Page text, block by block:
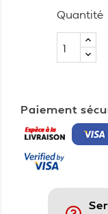
Quantité
Paiement